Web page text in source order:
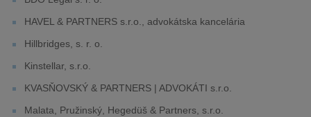
HAVEL & PARTNERS s.r.o., advokátska kancelária
Hillbridges, s. r. o.
Kinstellar, s.r.o.
KVASŇOVSKÝ & PARTNERS | ADVOKÁTI s.r.o.
Malata, Pružinský, Hegedüš & Partners, s.r.o.